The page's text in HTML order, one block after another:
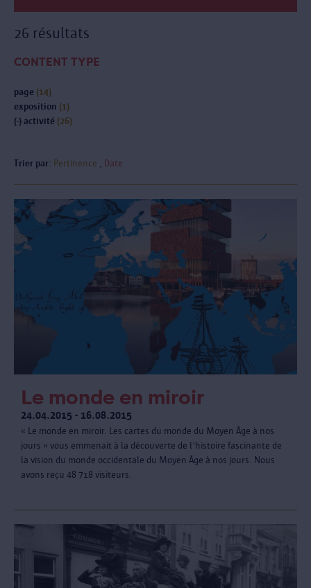
26 résultats
CONTENT TYPE
page (14)
exposition (1)
(-) activité (26)
Trier par: Pertinence Date
Le monde en miroir
24.04.2015 - 16.08.2015
« Le monde en miroir. Les cartes du monde du Moyen Âge à nos
jours » vous emmenait à la découverte de l'histoire fascinante de
la vision du monde occidentale du Moyen Âge à nos jours. Nous
avons reçu 48 718 visiteurs.